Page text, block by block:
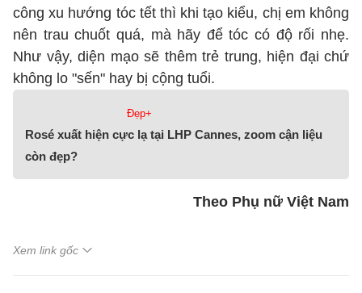
công xu hướng tóc tết thì khi tạo kiểu, chị em không
nên trau chuốt quá, mà hãy để tóc có độ rối nhẹ.
Như vậy, diện mạo sẽ thêm trẻ trung, hiện đại chứ
không lo "sến" hay bị cộng tuổi.
Đẹp+
Rosé xuất hiện cực lạ tại LHP Cannes, zoom cận liệu
còn đẹp?
Theo Phụ nữ Việt Nam
Xem link gốc